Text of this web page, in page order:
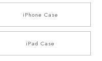
iPhone Case
iPad Case